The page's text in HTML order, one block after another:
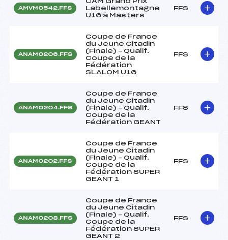
AMVM0542.FFS
Labellemontagne
U16 à Masters
FFS
ANAM0206.FFS
Coupe de France
du Jeune Citadin
(Finale) – Qualif.
Coupe de la
Fédération
SLALOM U16
FFS
ANAM0204.FFS
Coupe de France
du Jeune Citadin
(Finale) – Qualif.
Coupe de la
Fédération GEANT
FFS
ANAM0202.FFS
Coupe de France
du Jeune Citadin
(Finale) – Qualif.
Coupe de la
Fédération SUPER
GEANT 1
FFS
ANAM0208.FFS
Coupe de France
du Jeune Citadin
(Finale) – Qualif.
Coupe de la
Fédération SUPER
GEANT 2
FFS